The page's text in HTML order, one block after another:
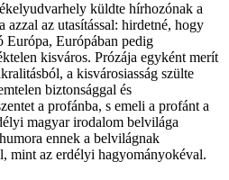
küldte hírhozónak a
az utasítással: hirdetné, hogy
Európa, Európában pedig
kisváros. Prózája egyként merít
a kisvárosiasság szülte
biztonsággal és
a profánba, s emeli a profánt a
magyar irodalom belvilága
ennek a belvilágnak
mint az erdélyi hagyományokéval.